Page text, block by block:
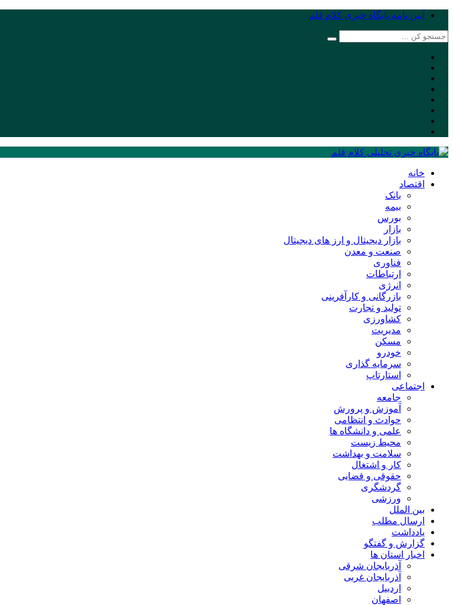
آیین نامه پایگاه خبری کلام قلم
خانه
اقتصاد
بانک
بیمه
بورس
بازار
بازار دیجیتال و ارز های دیجیتال
صنعت و معدن
فناوری
ارتباطات
انرژی
بازرگانی و کارآفرینی
تولید و تجارت
کشاورزی
مدیریت
مسکن
خودرو
سرمایه گذاری
استارتاپ
اجتماعی
جامعه
آموزش و پرورش
حوادث و انتظامی
علمی و دانشگاه ها
محیط زیست
سلامت و بهداشت
کار و اشتغال
حقوقی و قضایی
گردشگری
ورزشی
بین الملل
ارسال مطلب
یادداشت
گزارش و گفتگو
اخبار استان ها
آذربایجان شرقی
آذربایجان غربی
اردبیل
اصفهان